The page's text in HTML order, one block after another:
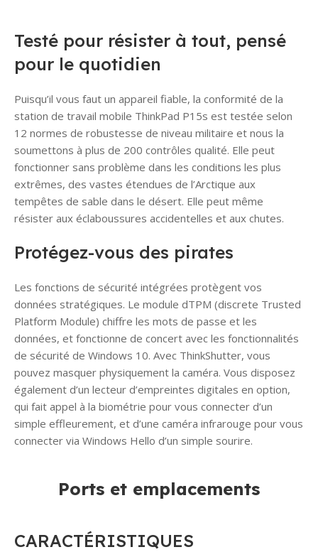
Testé pour résister à tout, pensé
pour le quotidien
Puisqu’il vous faut un appareil fiable, la conformité de la
station de travail mobile ThinkPad P15s est testée selon
12 normes de robustesse de niveau militaire et nous la
soumettons à plus de 200 contrôles qualité. Elle peut
fonctionner sans problème dans les conditions les plus
extrêmes, des vastes étendues de l’Arctique aux
tempêtes de sable dans le désert. Elle peut même
résister aux éclaboussures accidentelles et aux chutes.
Protégez-vous des pirates
Les fonctions de sécurité intégrées protègent vos
données stratégiques. Le module dTPM (discrete Trusted
Platform Module) chiffre les mots de passe et les
données, et fonctionne de concert avec les fonctionnalités
de sécurité de Windows 10. Avec ThinkShutter, vous
pouvez masquer physiquement la caméra. Vous disposez
également d’un lecteur d’empreintes digitales en option,
qui fait appel à la biométrie pour vous connecter d’un
simple effleurement, et d’une caméra infrarouge pour vous
connecter via Windows Hello d’un simple sourire.
Ports et emplacements
CARACTÉRISTIQUES